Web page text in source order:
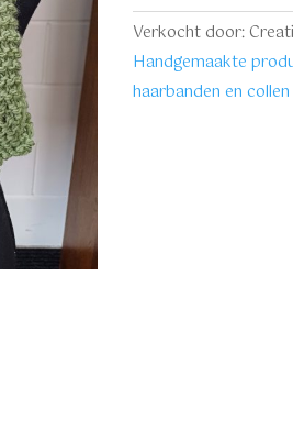
aantal
Verkocht door:
Handgemaakte
haarbanden en collen